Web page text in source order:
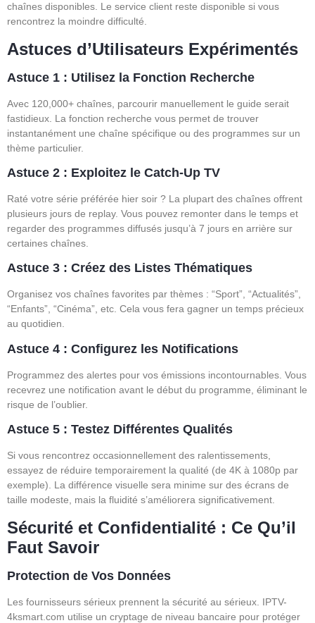
chaînes disponibles. Le service client reste disponible si vous
rencontrez la moindre difficulté.
Astuces d’Utilisateurs Expérimentés
Astuce 1 : Utilisez la Fonction Recherche
Avec 120,000+ chaînes, parcourir manuellement le guide serait
fastidieux. La fonction recherche vous permet de trouver
instantanément une chaîne spécifique ou des programmes sur un
thème particulier.
Astuce 2 : Exploitez le Catch-Up TV
Raté votre série préférée hier soir ? La plupart des chaînes offrent
plusieurs jours de replay. Vous pouvez remonter dans le temps et
regarder des programmes diffusés jusqu’à 7 jours en arrière sur
certaines chaînes.
Astuce 3 : Créez des Listes Thématiques
Organisez vos chaînes favorites par thèmes : “Sport”, “Actualités”,
“Enfants”, “Cinéma”, etc. Cela vous fera gagner un temps précieux
au quotidien.
Astuce 4 : Configurez les Notifications
Programmez des alertes pour vos émissions incontournables. Vous
recevrez une notification avant le début du programme, éliminant le
risque de l’oublier.
Astuce 5 : Testez Différentes Qualités
Si vous rencontrez occasionnellement des ralentissements,
essayez de réduire temporairement la qualité (de 4K à 1080p par
exemple). La différence visuelle sera minime sur des écrans de
taille modeste, mais la fluidité s’améliorera significativement.
Sécurité et Confidentialité : Ce Qu’il
Faut Savoir
Protection de Vos Données
Les fournisseurs sérieux prennent la sécurité au sérieux. IPTV-
4ksmart.com utilise un cryptage de niveau bancaire pour protéger